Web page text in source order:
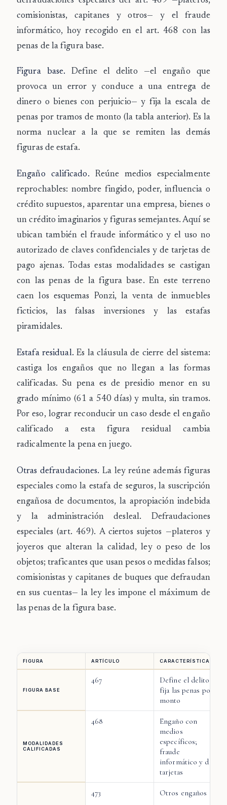
comisionistas, capitanes y otros— y el fraude
informático, hoy recogido en el art. 468 con las
penas de la figura base.
Figura base. Define el delito —el engaño que
provoca un error y conduce a una entrega de
dinero o bienes con perjuicio— y fija la escala de
penas por tramos de monto (la tabla anterior). Es la
norma nuclear a la que se remiten las demás
figuras de estafa.
Engaño calificado. Reúne medios especialmente
reprochables: nombre fingido, poder, influencia o
crédito supuestos, aparentar una empresa, bienes o
un crédito imaginarios y figuras semejantes. Aquí se
ubican también el fraude informático y el uso no
autorizado de claves confidenciales y de tarjetas de
pago ajenas. Todas estas modalidades se castigan
con las penas de la figura base. En este terreno
caen los esquemas Ponzi, la venta de inmuebles
ficticios, las falsas inversiones y las estafas
piramidales.
Estafa residual. Es la cláusula de cierre del sistema:
castiga los engaños que no llegan a las formas
calificadas. Su pena es de presidio menor en su
grado mínimo (61 a 540 días) y multa, sin tramos.
Por eso, lograr reconducir un caso desde el engaño
calificado a esta figura residual cambia
radicalmente la pena en juego.
Otras defraudaciones. La ley reúne además figuras
especiales como la estafa de seguros, la suscripción
engañosa de documentos, la apropiación indebida
y la administración desleal. Defraudaciones
especiales (art. 469). A ciertos sujetos —plateros y
joyeros que alteran la calidad, ley o peso de los
objetos; traficantes que usan pesos o medidas falsos;
comisionistas y capitanes de buques que defraudan
en sus cuentas— la ley les impone el máximum de
las penas de la figura base.
FIGURA ARTÍCULO CARACTERÍSTICA
FIGURA BASE
467
Define el delito y
fija las penas por
monto
MODALIDADES
CALIFICADAS
468
Engaño con
medios
específicos;
fraude
informático y de
tarjetas
473 Otros engaños